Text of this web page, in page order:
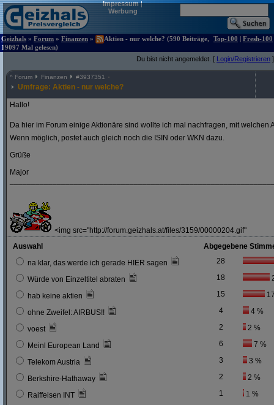
Impressum|
Werbung
Geizhals » Forum » Finanzen »
Aktien - nur welche? (590 Beiträge,
19097 Mal gelesen)
Top-100 | Fresh-100
Du bist nicht angemeldet. [ Login/Registrieren ]
^ Forum Finanzen #3937351
Umfrage: Aktien - nur welche?
Hallo!
Da hier im Forum einige Aktionäre sind wollte ich mal nachfragen, mit welchen
Wenn möglich, postet auch gleich noch die ISIN oder WKN dazu.
Grüße
Major
<img src="http://forum.geizhals.at/files/3159/00000204.gif"
Auswahl
Abgegebene
na klar, das werde ich gerade HIER sagen
28
Würde von Einzeltitel abraten 18
hab keine aktien 15
ohne Zweifel: AIRBUS!! 4 4 %
voest 2 2 %
Meinl European Land 6 7 %
Telekom Austria 3 3 %
Berkshire-Hathaway 2 2 %
Raiffeisen INT 1 1 %